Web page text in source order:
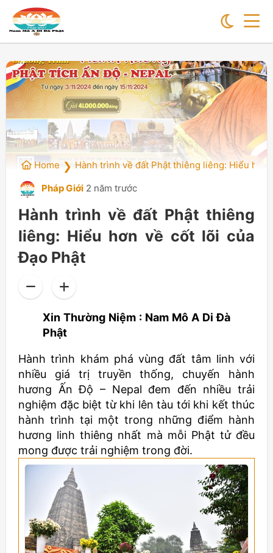
Home ❯ Hành trình về đất Phật thiêng liêng: Hiểu hơn
Pháp Giới 2 năm trước
Hành trình về đất Phật thiêng
liêng: Hiểu hơn về cốt lõi của
Đạo Phật
Xin Thường Niệm : Nam Mô A Di Đà
Phật
Hành trình khám phá vùng đất tâm linh với
nhiều giá trị truyền thống, chuyến hành
hương Ấn Độ – Nepal đem đến nhiều trải
nghiệm đặc biệt từ khi lên tàu tới khi kết thúc
hành trình tại một trong những điểm hành
hương linh thiêng nhất mà mỗi Phật tử đều
mong được trải nghiệm trong đời.